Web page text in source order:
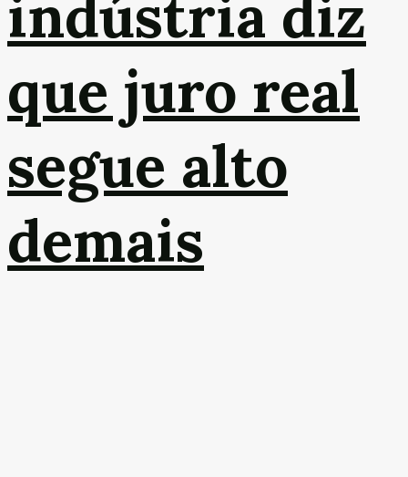
indústria diz
que juro real
segue alto
demais